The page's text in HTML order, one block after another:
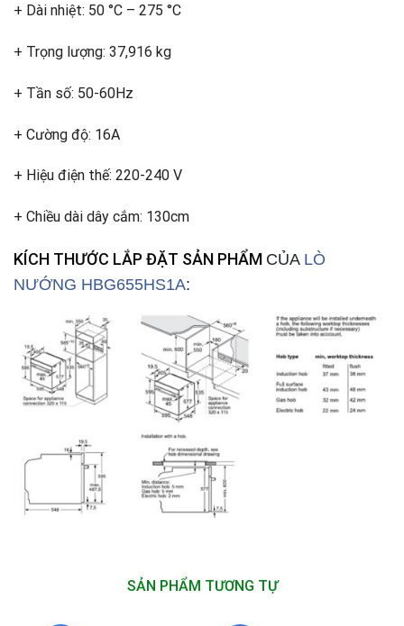
+ Dài nhiệt: 50 °C – 275 °C
+ Trọng lượng: 37,916 kg
+ Tần số: 50-60Hz
+ Cường độ: 16A
+ Hiệu điện thế: 220-240 V
+ Chiều dài dây cắm: 130cm
KÍCH THƯỚC LẮP ĐẶT SẢN PHẨM CỦA LÒ
NƯỚNG HBG655HS1A:
SẢN PHẨM TƯƠNG TỰ